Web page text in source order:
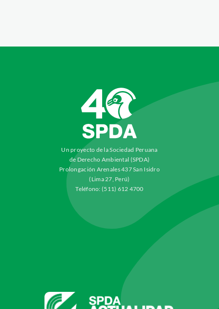
Un proyecto de la Sociedad Peruana
de Derecho Ambiental (SPDA)
Prolongación Arenales 437 San Isidro
(Lima 27, Perú)
Teléfono: (511) 612 4700